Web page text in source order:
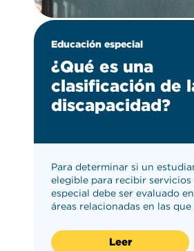
Educación especial
¿Qué es una
clasificación de
discapacidad?
Para determinar si un
elegible para recibir servicios
especial debe ser evaluado
áreas relacionadas en las
Leer